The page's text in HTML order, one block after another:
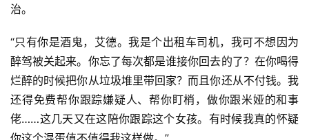
治。
“只有你是酒鬼，艾德。我是个出租车司机，我可不想因为
醉驾被关起来。你忘了每次都是谁接你回去的了？在你喝得
烂醉的时候把你从垃圾堆里带回家？而且你还从不付钱。我
还得免费帮你跟踪嫌疑人、帮你盯梢，做你跟米娅的和事
佬……这几天又在这陪你跟踪这个女孩。有时候我真的怀疑